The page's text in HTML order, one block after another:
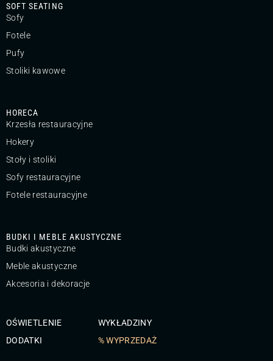
SOFT SEATING
Sofy
Fotele
Pufy
Stoliki kawowe
HORECA
Krzesła restauracyjne
Hokery
Stoły i stoliki
Sofy restauracyjne
Fotele restauracyjne
BUDKI I MEBLE AKUSTYCZNE
Budki akustyczne
Meble akustyczne
Akcesoria i dekoracje
OŚWIETLENIE
DODATKI
WYKŁADZINY
% WYPRZEDAŻ